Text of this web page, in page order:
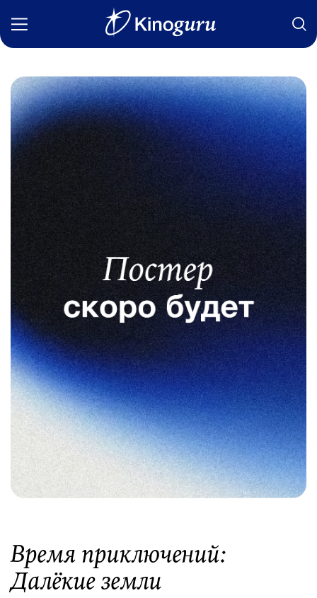
Фильмы
Статьи
Сериалы
Новости
Подборки
Рецензии
О нас
Авторы
Время приключений:
Далёкие земли